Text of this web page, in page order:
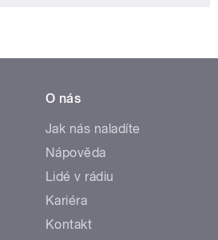
O nás
Jak nás naladíte
Nápověda
Lidé v rádiu
Kariéra
Kontakt